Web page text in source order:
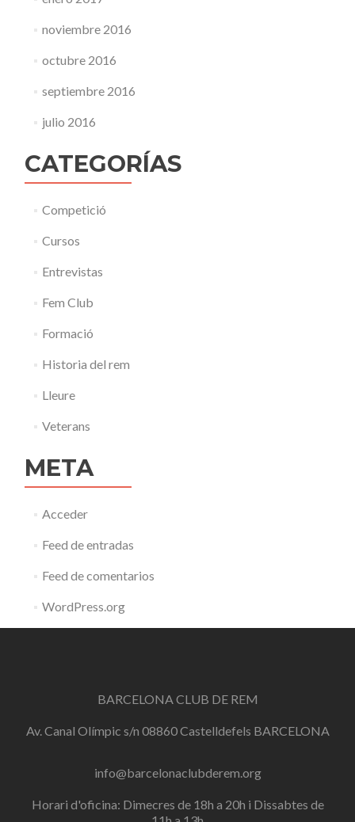
noviembre 2016
octubre 2016
septiembre 2016
julio 2016
CATEGORÍAS
Competició
Cursos
Entrevistas
Fem Club
Formació
Historia del rem
Lleure
Veterans
META
Acceder
Feed de entradas
Feed de comentarios
WordPress.org
BARCELONA CLUB DE REM
Av. Canal Olímpic s/n 08860 Castelldefels BARCELONA
info@barcelonaclubderem.org
Horari d'oficina: Dimecres de 18h a 20h i Dissabtes de